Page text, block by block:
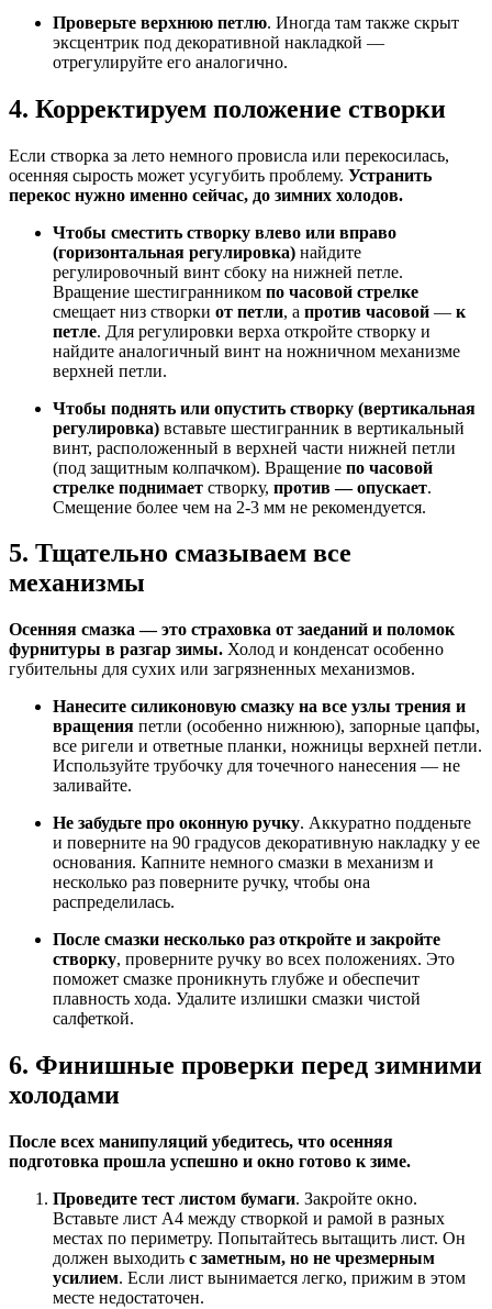
Проверьте верхнюю петлю. Иногда там также скрыт
эксцентрик под декоративной накладкой —
отрегулируйте его аналогично.
4. Корректируем положение створки
Если створка за лето немного провисла или перекосилась,
осенняя сырость может усугубить проблему. Устранить
перекос нужно именно сейчас, до зимних холодов.
Чтобы сместить створку влево или вправо
(горизонтальная регулировка) найдите
регулировочный винт сбоку на нижней петле.
Вращение шестигранником по часовой стрелке
смещает низ створки от петли, а против часовой — к
петле. Для регулировки верха откройте створку и
найдите аналогичный винт на ножничном механизме
верхней петли.
Чтобы поднять или опустить створку (вертикальная
регулировка) вставьте шестигранник в вертикальный
винт, расположенный в верхней части нижней петли
(под защитным колпачком). Вращение по часовой
стрелке поднимает створку, против — опускает.
Смещение более чем на 2-3 мм не рекомендуется.
5. Тщательно смазываем все
механизмы
Осенняя смазка — это страховка от заеданий и поломок
фурнитуры в разгар зимы. Холод и конденсат особенно
губительны для сухих или загрязненных механизмов.
Нанесите силиконовую смазку на все узлы трения и
вращения петли (особенно нижнюю), запорные цапфы,
все ригели и ответные планки, ножницы верхней петли.
Используйте трубочку для точечного нанесения — не
заливайте.
Не забудьте про оконную ручку. Аккуратно подденьте
и поверните на 90 градусов декоративную накладку у ее
основания. Капните немного смазки в механизм и
несколько раз поверните ручку, чтобы она
распределилась.
После смазки несколько раз откройте и закройте
створку, проверните ручку во всех положениях. Это
поможет смазке проникнуть глубже и обеспечит
плавность хода. Удалите излишки смазки чистой
салфеткой.
6. Финишные проверки перед зимними
холодами
После всех манипуляций убедитесь, что осенняя
подготовка прошла успешно и окно готово к зиме.
Проведите тест листом бумаги. Закройте окно.
Вставьте лист А4 между створкой и рамой в разных
местах по периметру. Попытайтесь вытащить лист. Он
должен выходить с заметным, но не чрезмерным
усилием. Если лист вынимается легко, прижим в этом
месте недостаточен.